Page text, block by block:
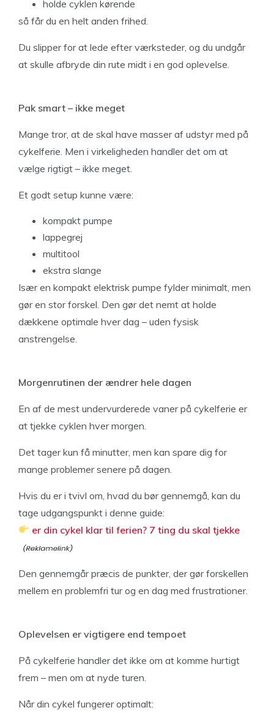
holde cyklen kørende
så får du en helt anden frihed.
Du slipper for at lede efter værksteder, og du undgår
at skulle afbryde din rute midt i en god oplevelse.
Pak smart – ikke meget
Mange tror, at de skal have masser af udstyr med på
cykelferie. Men i virkeligheden handler det om at
vælge rigtigt – ikke meget.
Et godt setup kunne være:
kompakt pumpe
lappegrej
multitool
ekstra slange
Især en kompakt elektrisk pumpe fylder minimalt, men
gør en stor forskel. Den gør det nemt at holde
dækkene optimale hver dag – uden fysisk
anstrengelse.
Morgenrutinen der ændrer hele dagen
En af de mest undervurderede vaner på cykelferie er
at tjekke cyklen hver morgen.
Det tager kun få minutter, men kan spare dig for
mange problemer senere på dagen.
Hvis du er i tvivl om, hvad du bør gennemgå, kan du
tage udgangspunkt i denne guide:
er din cykel klar til ferien? 7 ting du skal tjekke
Den gennemgår præcis de punkter, der gør forskellen
mellem en problemfri tur og en dag med frustrationer.
Oplevelsen er vigtigere end tempoet
På cykelferie handler det ikke om at komme hurtigt
frem – men om at nyde turen.
Når din cykel fungerer optimalt: